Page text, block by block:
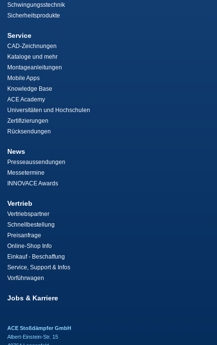
Schwingungsstechnik
Sicherheitsprodukte
Service
CAD-Zeichnungen
Kataloge und mehr
Montageanleitungen
Mobile Apps
Knowledge Base
ACE Academy
Universitäten und Hochschulen
Zertifizierungen
Rücksendungen
News
Presseaussendungen
Messetermine
INNOVACE Awards
Vertrieb
Vertriebspartner
Schnellbestellung
Preisanfrage
Online-Shop Info
Einkauf - Beschaffung
Service, Support & Infos
Vorführwagen
Jobs & Karriere
ACE Stoßdämpfer GmbH
Albert-Einstein-Str. 15